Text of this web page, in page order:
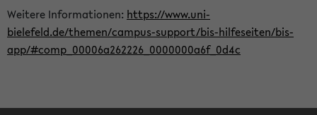
Weitere Informationen: https://www.uni-
bielefeld.de/themen/campus-support/bis-hilfeseiten/bis-
app/#comp_00006a262226_0000000a6f_0d4c